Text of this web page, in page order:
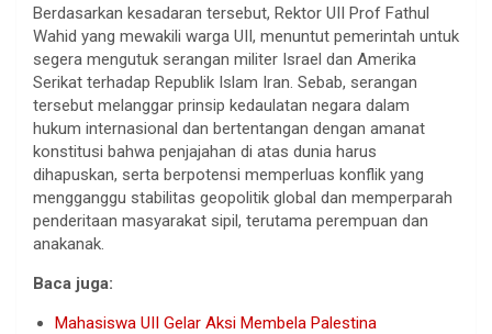
Berdasarkan kesadaran tersebut, Rektor UII Prof Fathul
Wahid yang mewakili warga UII, menuntut pemerintah untuk
segera mengutuk serangan militer Israel dan Amerika
Serikat terhadap Republik Islam Iran. Sebab, serangan
tersebut melanggar prinsip kedaulatan negara dalam
hukum internasional dan bertentangan dengan amanat
konstitusi bahwa penjajahan di atas dunia harus
dihapuskan, serta berpotensi memperluas konflik yang
mengganggu stabilitas geopolitik global dan memperparah
penderitaan masyarakat sipil, terutama perempuan dan
anakanak.
Baca juga:
Mahasiswa UII Gelar Aksi Membela Palestina